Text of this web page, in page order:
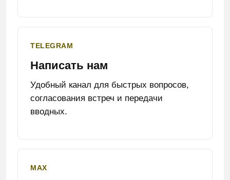
TELEGRAM
Написать нам
Удобный канал для быстрых вопросов,
согласования встреч и передачи
вводных.
MAX